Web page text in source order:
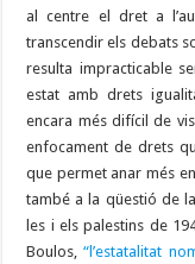
al centre el dret a
transcendir els debats
resulta impracticable
estat amb drets
encara més difícil de
enfocament de drets
que permet anar més
també a la qüestió de
les i els palestins de
Boulos,“l’estatalitat